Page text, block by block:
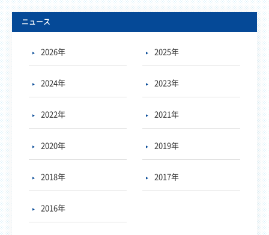
ニュース
2026年 2025年
2024年 2023年
2022年 2021年
2020年 2019年
2018年 2017年
2016年